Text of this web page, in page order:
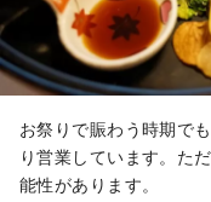
お祭りで賑わう時期で
り営業しています。た
能性があります。